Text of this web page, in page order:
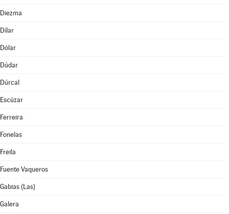
Diezma
Dílar
Dólar
Dúdar
Dúrcal
Escúzar
Ferreira
Fonelas
Freila
Fuente Vaqueros
Gabias (Las)
Galera